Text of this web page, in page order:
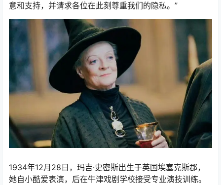
意和支持，并请求各位在此刻尊重我们的隐私。”
1934年12月28日，玛吉·史密斯出生于英国埃塞克斯郡，
她自小酷爱表演，后在牛津戏剧学校接受专业演技训练。